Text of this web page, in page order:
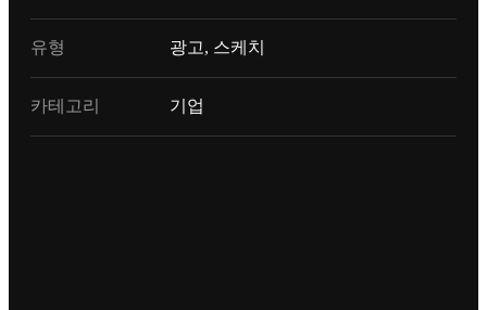
유형 광고, 스케치
카테고리 기업